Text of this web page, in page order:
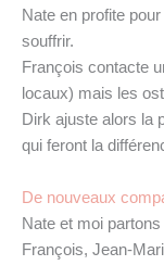
Nate en profite
souffrir.
François contacte
locaux) mais les
Dirk ajuste alors la
qui feront la
De nouveaux
Nate et moi
François, Jean-